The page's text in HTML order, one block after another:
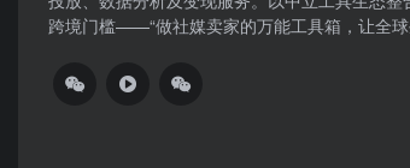
跨境门槛——“做社媒卖家的万能工具箱，让全